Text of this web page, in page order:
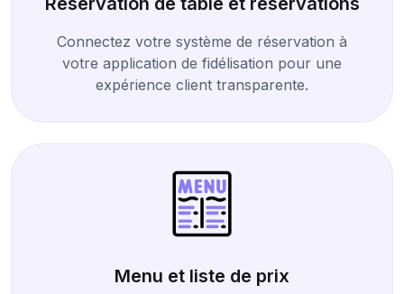
Connectez votre système de réservation à
votre application de fidélisation pour une
expérience client transparente.
Menu et liste de prix